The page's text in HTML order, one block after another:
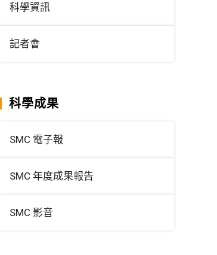
科學資訊
記者會
科學成果
SMC 電子報
SMC 年度成果報告
SMC 影音